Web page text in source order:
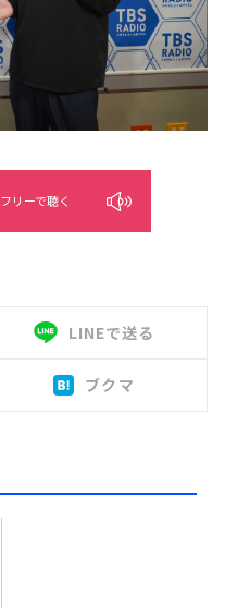
リーで聴く
LINEで送る
ブクマ